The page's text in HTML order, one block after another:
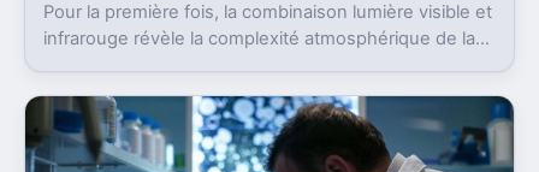
Pour la première fois, la combinaison lumière visible et
infrarouge révèle la complexité atmosphérique de la